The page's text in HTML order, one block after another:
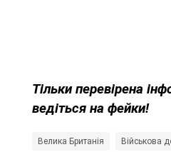
Тільки перевірена
ведіться на фейки!
Велика Британія Військова